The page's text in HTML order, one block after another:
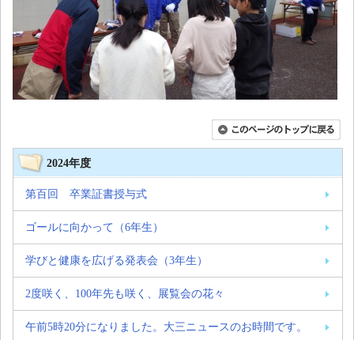
2024年度
第百回 卒業証書授与式
ゴールに向かって（6年生）
学びと健康を広げる発表会（3年生）
2度咲く、100年先も咲く、展覧会の花々
午前5時20分になりました。大三ニュースのお時間です。